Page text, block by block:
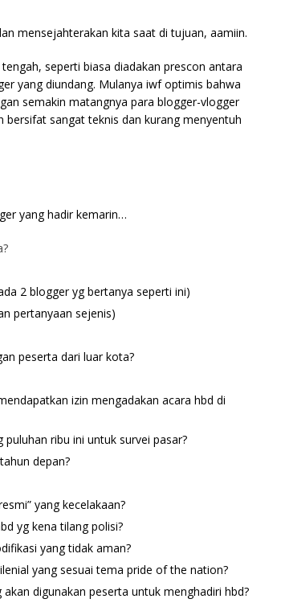
mensejahterakan kita saat di tujuan, aamiin.
seperti biasa diadakan prescon antara
yang diundang. Mulanya iwf optimis bahwa
semakin matangnya para blogger-vlogger
bersifat sangat teknis dan kurang menyentuh
yang hadir kemarin…
2 blogger yg bertanya seperti ini)
pertanyaan sejenis)
peserta dari luar kota?
izin mengadakan acara hbd di
ribu ini untuk survei pasar?
depan?
yang kecelakaan?
yg kena tilang polisi?
yang tidak aman?
yang sesuai tema pride of the nation?
digunakan peserta untuk menghadiri hbd?